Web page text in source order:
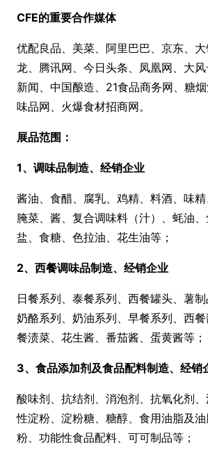
CFE的重要合作媒体
优配良品、美菜、阿里巴巴、京东、
龙、腾讯网、今日头条、凤凰网、大
新闻、中国酿造、 21食品商务网、糖
味品网、火爆食材招商网。
展品范围：
1、调味品制造、经销企业
酱油、食醋、腐乳、鸡精、料酒、味
腌菜、酱、复合调味料（汁）、蚝油
盐、食糖、色拉油、花生油等；
2、 西餐调味品制造、经销企业
日餐系列、泰餐系列、西餐罐头、薯制
奶酪系列、奶油系列、早餐系列、西
餐渍菜、花生酱、番茄酱、蛋黄酱等；
3、 食品添加剂及食品配料制造、经销
酸味剂、抗结剂、消泡剂、抗氧化剂
性淀粉、淀粉糖、糖醇、食用油脂及
粉、功能性食品配料、可可制品等；